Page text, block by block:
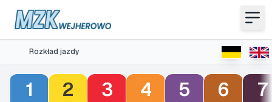
Rozkład jazdy
1 2 3 4 5 6 7